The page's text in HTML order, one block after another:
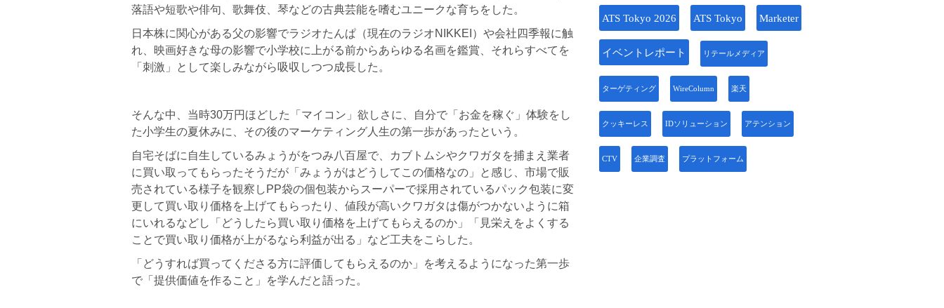
落語や短歌や俳句、歌舞伎、琴などの古典芸能を嗜むユニークな育ちをした。
日本株に関心がある父の影響でラジオたんぱ（現在のラジオNIKKEI）や会社四季報に触
れ、映画好きな母の影響で小学校に上がる前からあらゆる名画を鑑賞、それらすべてを
「刺激」として楽しみながら吸収しつつ成長した。
そんな中、当時30万円ほどした「マイコン」欲しさに、自分で「お金を稼ぐ」体験をし
た小学生の夏休みに、その後のマーケティング人生の第一歩があったという。
自宅そばに自生しているみょうがをつみ八百屋で、カブトムシやクワガタを捕まえ業者
に買い取ってもらったそうだが「みょうがはどうしてこの価格なの」と感じ、市場で販
売されている様子を観察しPP袋の個包装からスーパーで採用されているパック包装に変
更して買い取り価格を上げてもらったり、値段が高いクワガタは傷がつかないように箱
にいれるなどし「どうしたら買い取り価格を上げてもらえるのか」「見栄えをよくする
ことで買い取り価格が上がるなら利益が出る」など工夫をこらした。
「どうすれば買ってくださる方に評価してもらえるのか」を考えるようになった第一歩
で「提供価値を作ること」を学んだと語った。
ATS Tokyo 2026 ATS Tokyo Marketer
イベントレポート リテールメディア
ターゲティング WireColumn 楽天
クッキーレス IDソリューション アテンション
CTV 企業調査 プラットフォーム